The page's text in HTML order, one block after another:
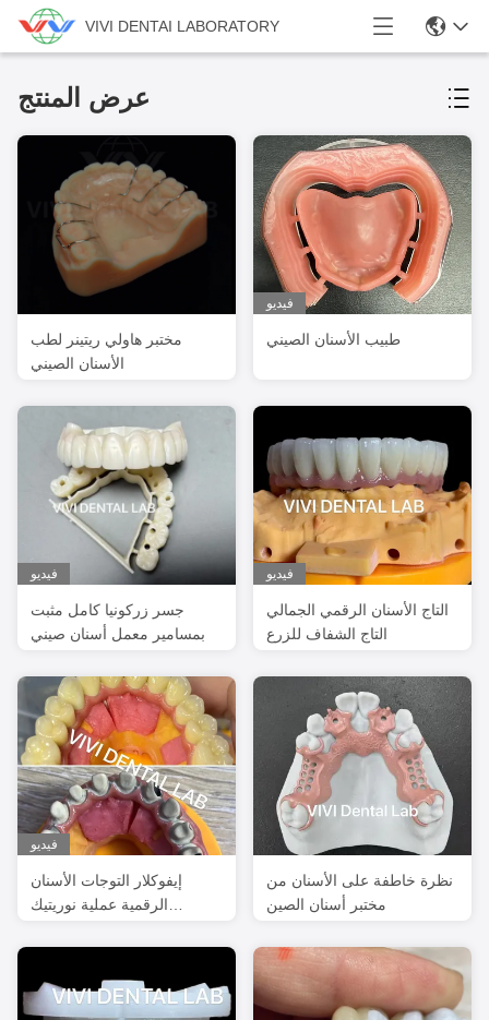
VIVI DENTAI LABORATORY
عرض المنتج
مختبر هاولي ريتينر لطب
الأسنان الصيني
فيديو
طبيب الأسنان الصيني
فيديو
جسر زركونيا كامل مثبت
بمسامير معمل أسنان صيني
فيديو
التاج الأسنان الرقمي الجمالي
التاج الشفاف للزرع
فيديو
إيفوكلار التوجات الأسنان
الرقمية عملية نوريتيك
نظرة خاطفة على الأسنان من
مختبر أسنان الصين